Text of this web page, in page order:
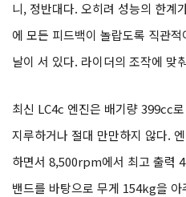
니, 정반대다. 오히려 성능의 한계
에 모든 피드백이 놀랍도록 직관
날이 서 있다. 라이더의 조작에 맞
최신 LC4c 엔진은 배기량 399cc
지루하거나 절대 만만하지 않다.
하면서 8,500rpm에서 최고 출력
밴드를 바탕으로 무게 154kg을